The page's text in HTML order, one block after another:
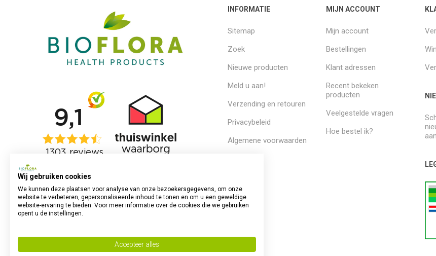
INFORMATIE
Sitemap
Zoek
Nieuwe producten
Meld u aan!
Verzending en retouren
Privacybeleid
Algemene voorwaarden
MIJN ACCOUNT
Mijn account
Bestellingen
Klant adressen
Recent bekeken
producten
Veelgestelde vragen
Hoe bestel ik?
Wij gebruiken cookies
We kunnen deze plaatsen voor analyse van onze bezoekersgegevens, om onze
website te verbeteren, gepersonaliseerde inhoud te tonen en om u een geweldige
website-ervaring te bieden. Voor meer informatie over de cookies die we gebruiken
opent u de instellingen.
Accepteer alles